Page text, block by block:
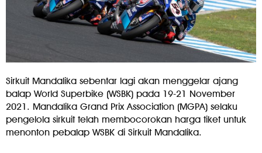
Sirkuit Mandalika sebentar lagi akan menggelar ajang
balap World Superbike (WSBK) pada 19-21 November
2021. Mandalika Grand Prix Association (MGPA) selaku
pengelola sirkuit telah membocorokan harga tiket untuk
menonton pebalap WSBK di Sirkuit Mandalika.